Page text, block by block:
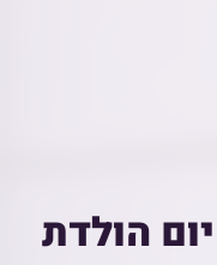
יום הולדת